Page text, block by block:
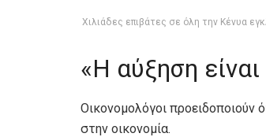
Χιλιάδες επιβάτες σε όλη την Κένυα
«Η αύξηση
Οικονομολόγοι προειδοποιούν
στην οικονομία.